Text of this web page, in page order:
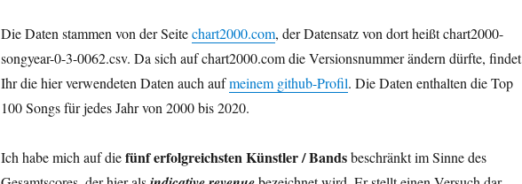
Die Daten stammen von der Seitechart2000.com, der Datensatz von dort heißt chart2000-
songyear-0-3-0062.csv. Da sich auf chart2000.com die Versionsnummer ändern dürfte, findet
Ihr die hier verwendeten Daten auch aufmeinem github-Profil. Die Daten enthalten die Top
100 Songs für jedes Jahr von 2000 bis 2020.
Ich habe mich auf diefünf erfolgreichsten Künstler / Bandsbeschränkt im Sinne des